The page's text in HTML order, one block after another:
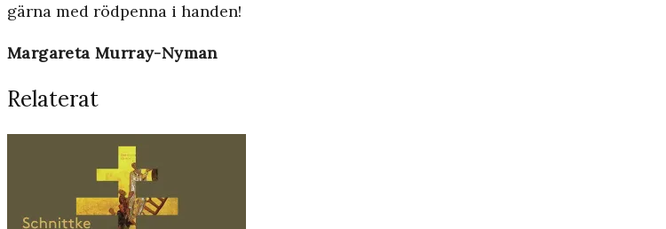
gärna med rödpenna i handen!
Margareta Murray-Nyman
Relaterat